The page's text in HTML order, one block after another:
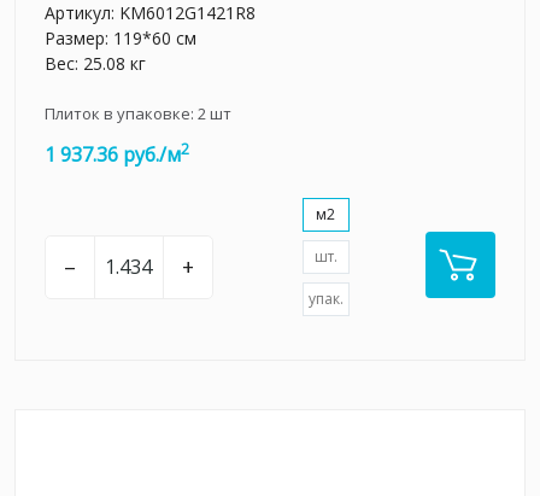
Артикул: KM6012G1421R8
Размер: 119*60 см
Вес: 25.08 кг
Плиток в упаковке: 2шт
1 937.36 руб./м2
– +
м2
шт.
упак.